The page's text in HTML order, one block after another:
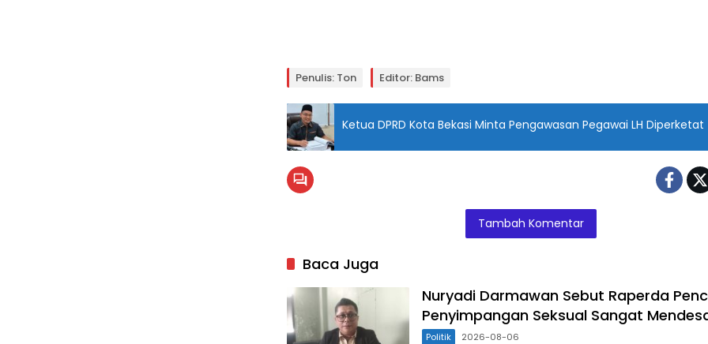
Penulis: Ton Editor: Bams
Ketua DPRD Kota Bekasi Minta Pengawasan Pegawai LH Diperketat
Tambah Komentar
Baca Juga
Nuryadi Darmawan Sebut Raperda
Penyimpangan Seksual Sangat
Politik 2026-08-06